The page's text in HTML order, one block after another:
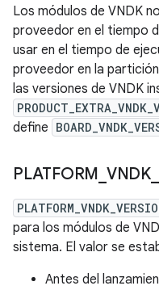
Los módulos de VNDK
proveedor en el tiempo
usar en el tiempo de
proveedor en la
las versiones de VNDK
define
PLATFORM VNDK_
para los módulos de
sistema. El valor se
Antes del